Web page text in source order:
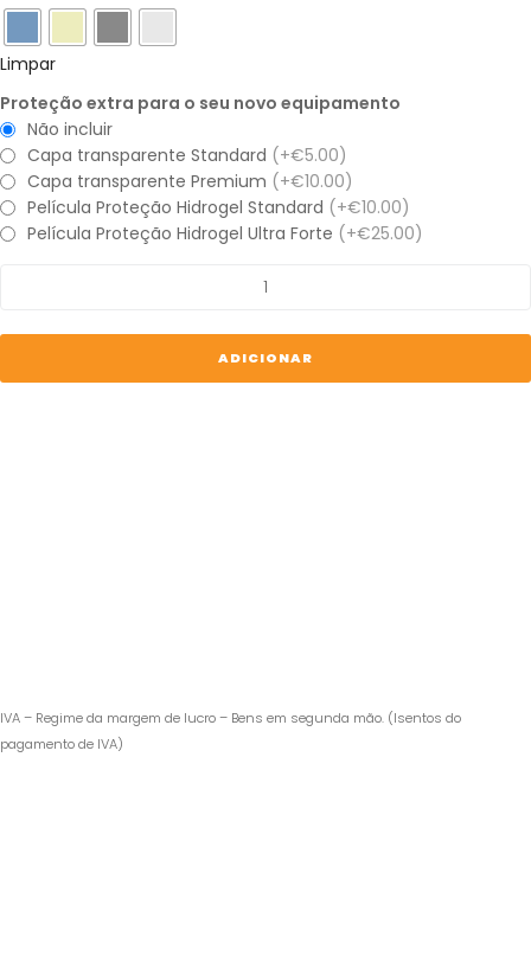
Limpar
Proteção extra para o seu novo equipamento
Não incluir
Capa transparente Standard (+€5.00)
Capa transparente Premium (+€10.00)
Película Proteção Hidrogel Standard (+€10.00)
Película Proteção Hidrogel Ultra Forte (+€25.00)
iPhone
Pro
ADICIONAR
IVA – Regime da margem de lucro – Bens em segunda mão. (Isentos do
pagamento de IVA)